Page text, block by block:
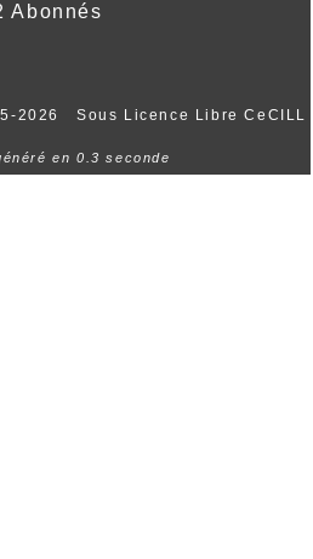
Abonnés
2026 Sous Licence Libre CeCILL
en 0.3 seconde